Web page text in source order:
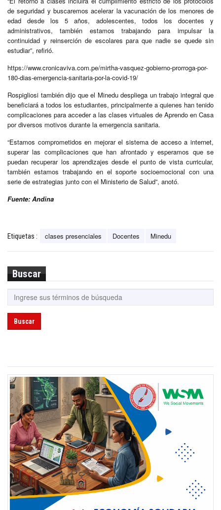
de seguridad y buscaremos acelerar la vacunación de los menores de
edad desde los 5 años, adolescentes, todos los docentes y
administrativos, también estamos trabajando para impulsar la
continuidad y reinserción de escolares para que nadie se quede sin
estudiar”, refirió.
https://www.cronicaviva.com.pe/mirtha-vasquez-gobierno-prorroga-por-
180-dias-emergencia-sanitaria-por-la-covid-19/
Rospigliosi también dijo que el Minedu despliega un trabajo integral que
beneficiará a todos los estudiantes, principalmente a quienes han tenido
complicaciones para acceder a las clases virtuales de Aprendo en Casa
por diversos motivos durante la emergencia sanitaria.
“Estamos comprometidos en mejorar el sistema de acceso a internet,
superar las complicaciones que han afrontado y esperamos que se
puedan recuperar los aprendizajes desde el punto de vista curricular,
también estamos trabajando en el soporte socioemocional con una
serie de estrategias junto con el Ministerio de Salud”, anotó.
Fuente: Andina
Etiquetas : clases presenciales Docentes Minedu
Buscar
Buscar